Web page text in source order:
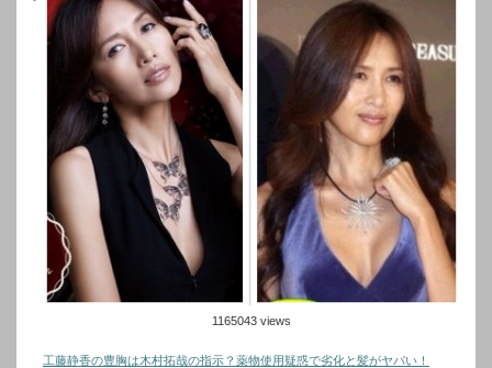
1165043 views
工藤静香の豊胸は木村拓哉の指示？薬物使用疑惑で劣化と髪がヤバい！